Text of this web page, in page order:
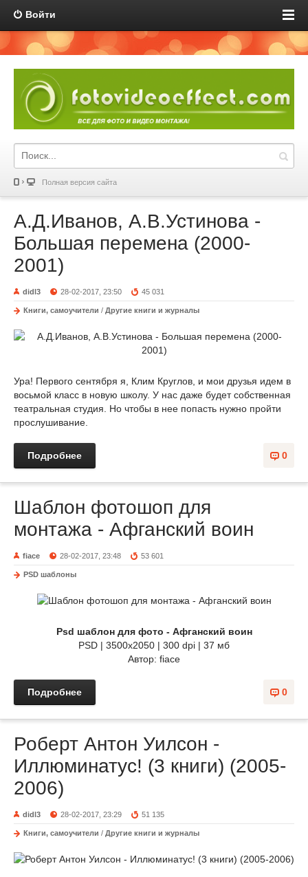
Войти
Полная версия сайта
А.Д.Иванов, А.В.Устинова -
Большая перемена (2000-
2001)
didl3 28-02-2017, 23:50 45 031
Книги, самоучители / Другие книги и журналы
Ура! Первого сентября я, Клим Круглов, и мои друзья идем в
восьмой класс в новую школу. У нас даже будет собственная
театральная студия. Но чтобы в нее попасть нужно пройти
прослушивание.
0
Подробнее
Шаблон фотошоп для
монтажа - Афганский воин
fiace 28-02-2017, 23:48 53 601
PSD шаблоны
Psd шаблон для фото - Афганский воин
PSD | 3500x2050 | 300 dpi | 37 мб
Автор: fiace
0
Подробнее
Роберт Антон Уилсон -
Иллюминатус! (3 книги) (2005-
2006)
didl3 28-02-2017, 23:29 51 135
Книги, самоучители / Другие книги и журналы